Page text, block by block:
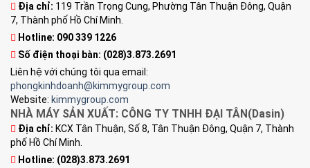
CÔNG TY TNHH THƯƠNG MẠI DỊCH VỤ CƠ ĐIỆN KIM MỸ
GPKD:0310121300Cấp ngày: 01/07/2010 - Nơi cấp: Sở kế hoạch
và đầu tư Tp Hồ Chí Minh
Địa chỉ: 119 Trần Trọng Cung, Phường Tân Thuận Đông, Quận
7, Thành phố Hồ Chí Minh.
Hotline: 090 339 1226